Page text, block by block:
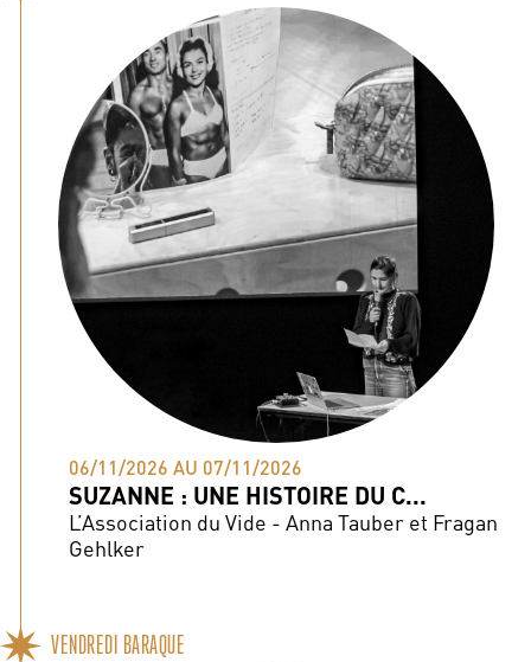
06/11/2026 AU 07/11/2026
SUZANNE : UNE HISTOIRE DU C...
L’Association du Vide - Anna Tauber et Fragan
Gehlker
VENDREDI BARAQUE